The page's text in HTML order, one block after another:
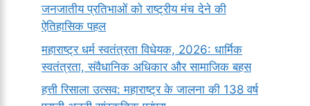
जनजातीय प्रतिभाओं को राष्ट्रीय मंच देने की
ऐतिहासिक पहल
महाराष्ट्र धर्म स्वतंत्रता विधेयक, 2026: धार्मिक
स्वतंत्रता, संवैधानिक अधिकार और सामाजिक बहस
हत्ती रिसाला उत्सव: महाराष्ट्र के जालना की 138 वर्ष